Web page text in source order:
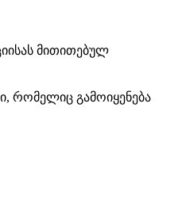
მითითებულ
რომელიც გამოიყენება